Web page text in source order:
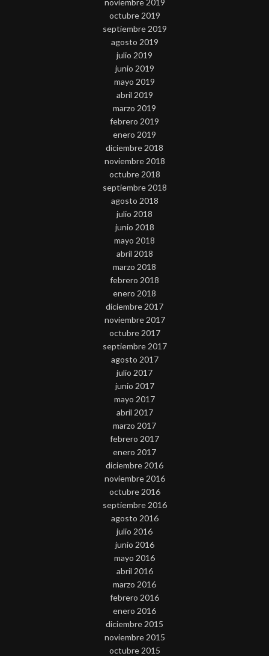
octubre 2019
septiembre 2019
agosto 2019
julio 2019
junio 2019
mayo 2019
abril 2019
marzo 2019
febrero 2019
enero 2019
diciembre 2018
noviembre 2018
octubre 2018
septiembre 2018
agosto 2018
julio 2018
junio 2018
mayo 2018
abril 2018
marzo 2018
febrero 2018
enero 2018
diciembre 2017
noviembre 2017
octubre 2017
septiembre 2017
agosto 2017
julio 2017
junio 2017
mayo 2017
abril 2017
marzo 2017
febrero 2017
enero 2017
diciembre 2016
noviembre 2016
octubre 2016
septiembre 2016
agosto 2016
julio 2016
junio 2016
mayo 2016
abril 2016
marzo 2016
febrero 2016
enero 2016
diciembre 2015
noviembre 2015
octubre 2015